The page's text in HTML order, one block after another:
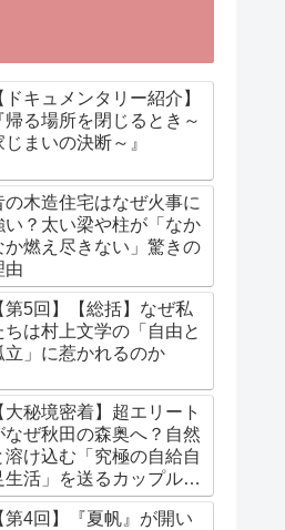
ドキュメンタリー紹介】
帰る場所を閉じるとき～
じまいの決断～』
の木造住宅はなぜ火事に
い？太い梁や柱が「なか
か燃え尽きない」驚きの
由
第5回】【総括】なぜ私
ちは村上文学の「自由と
立」に惹かれるのか
大秘境密着】超エリート
なぜ秋田の森奥へ？自然
溶け込む「究極の自給自
生活」を送るカップルに
る！
第4回】『夏帆』が開い